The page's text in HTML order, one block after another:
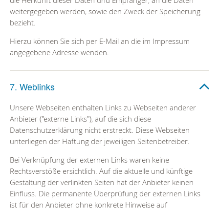
weitergegeben werden, sowie den Zweck der Speicherung
bezieht.
Hierzu können Sie sich per E-Mail an die im Impressum
angegebene Adresse wenden.
7. Weblinks
Unsere Webseiten enthalten Links zu Webseiten anderer
Anbieter ("externe Links"), auf die sich diese
Datenschutzerklärung nicht erstreckt. Diese Webseiten
unterliegen der Haftung der jeweiligen Seitenbetreiber.
Bei Verknüpfung der externen Links waren keine
Rechtsverstöße ersichtlich. Auf die aktuelle und künftige
Gestaltung der verlinkten Seiten hat der Anbieter keinen
Einfluss. Die permanente Überprüfung der externen Links
ist für den Anbieter ohne konkrete Hinweise auf